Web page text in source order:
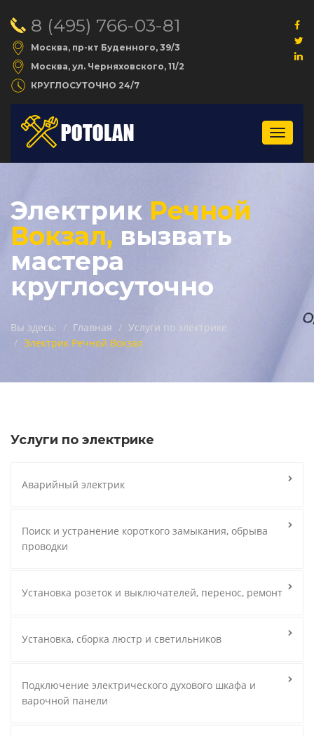
8 (495) 766-03-81
Москва, пр-кт Буденного, 39/3
Москва, ул. Черняховского, 11/2
КРУГЛОСУТОЧНО 24/7
Меню
Электрик Речной
Вокзал, вызвать
мастера
круглосуточно
Вы здесь: Главная
Услуги по электрике
Электрик Речной Вокзал
Услуги по электрике
Аварийный электрик
Поиск и устранение короткого замыкания, обрыва
проводки
Установка розеток и выключателей, перенос, ремонт
Установка, сборка люстр и светильников
Подключение электрического духового шкафа и
варочной панели